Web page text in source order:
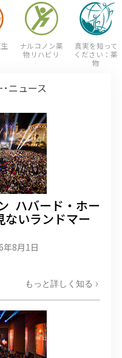
ナルコノン薬
物リハビリ
真実を知って
ください：薬
物
ニュース
ハバード・ホー
いランドマー
年8月1日
もっと詳しく知る